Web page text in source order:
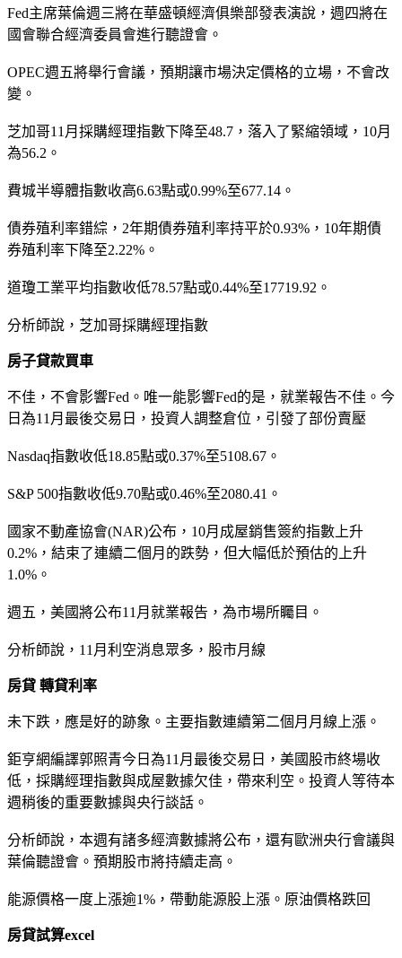
Fed主席葉倫週三將在華盛頓經濟俱樂部發表演說，週四將在
國會聯合經濟委員會進行聽證會。
OPEC週五將舉行會議，預期讓市場決定價格的立場，不會改
變。
芝加哥11月採購經理指數下降至48.7，落入了緊縮領域，10月
為56.2。
費城半導體指數收高6.63點或0.99%至677.14。
債券殖利率錯綜，2年期債券殖利率持平於0.93%，10年期債
券殖利率下降至2.22%。
道瓊工業平均指數收低78.57點或0.44%至17719.92。
分析師說，芝加哥採購經理指數
房子貸款買車
不佳，不會影響Fed。唯一能影響Fed的是，就業報告不佳。今
日為11月最後交易日，投資人調整倉位，引發了部份賣壓
Nasdaq指數收低18.85點或0.37%至5108.67。
S&P 500指數收低9.70點或0.46%至2080.41。
國家不動產協會(NAR)公布，10月成屋銷售簽約指數上升
0.2%，結束了連續二個月的跌勢，但大幅低於預估的上升
1.0%。
週五，美國將公布11月就業報告，為市場所矚目。
分析師說，11月利空消息眾多，股市月線
房貸 轉貸利率
未下跌，應是好的跡象。主要指數連續第二個月月線上漲。
鉅亨網編譯郭照青今日為11月最後交易日，美國股市終場收
低，採購經理指數與成屋數據欠佳，帶來利空。投資人等待本
週稍後的重要數據與央行談話。
分析師說，本週有諸多經濟數據將公布，還有歐洲央行會議與
葉倫聽證會。預期股市將持續走高。
能源價格一度上漲逾1%，帶動能源股上漲。原油價格跌回
房貸試算excel